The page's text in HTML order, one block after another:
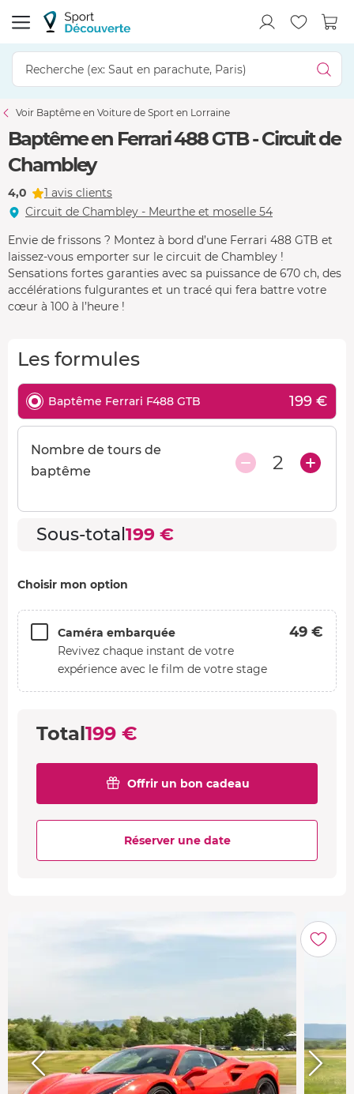
Voir Baptême en Voiture de Sport en Lorraine
Baptême en Ferrari 488 GTB - Circuit de
Chambley
4,0
1 avis clients
Circuit de Chambley - Meurthe et moselle 54
Envie de frissons ? Montez à bord d’une Ferrari 488 GTB et
laissez-vous emporter sur le circuit de Chambley !
Sensations fortes garanties avec sa puissance de 670 ch, des
accélérations fulgurantes et un tracé qui fera battre votre
cœur à 100 à l’heure !
Les formules
Baptême Ferrari F488 GTB 199 €
Nombre de tours de
baptême
2
Sous-total199 €
Choisir mon option
Caméra embarquée
Revivez chaque instant de votre
expérience avec le film de votre stage
49 €
Total199 €
Offrir un bon cadeau
Réserver une date